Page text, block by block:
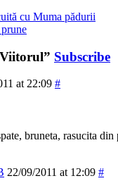
cu Muma pădurii
Subscribe
at 22:09 #
bruneta, rasucita
22/09/2011 at 12:09 #